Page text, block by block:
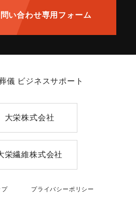
い合わせ専用フォーム
プ プライバシーポリシー